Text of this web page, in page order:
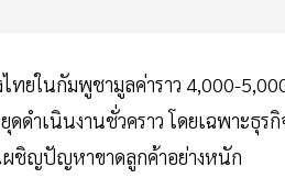
ทยในกัมพูชามูลค่าราว 4,000-
ดำเนินงานชั่วคราว โดยเฉพาะธุร
ผชิญปัญหาขาดลูกค้าอย่างหนัก